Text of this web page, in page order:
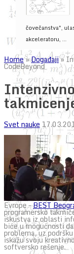
čovečanstva",
akceleratoru, ...
Home»Događaji»
CodeBeyond
Svet nauke
Evrope –BEST
programersko
iskustva iz oblasti
biće u mogućnosti
problema, uz
iskažu svoju
softversko rešenje.